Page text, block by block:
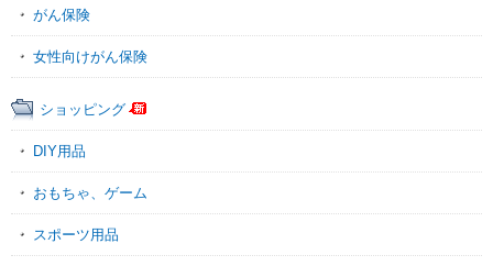
がん保険
女性向けがん保険
ショッピング
DIY用品
おもちゃ、ゲーム
スポーツ用品